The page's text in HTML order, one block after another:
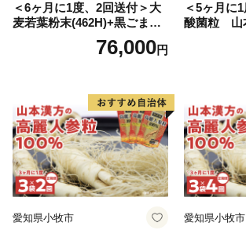
＜6ヶ月に1度、2回送付＞大
麦若葉粉末(462H)+黒ごま黒
豆きな粉+ 糖流茶 山本漢
76,000円
＜5ヶ月に
酸菌粒 山
愛知県小牧市 愛知県小牧市